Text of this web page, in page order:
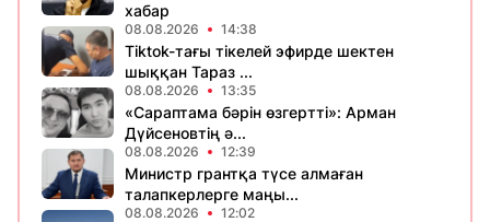
хабар
08.08.2026 14:38
Tiktok-тағы тікелей эфирде шектен
шыққан Тараз ...
08.08.2026 13:35
«Сараптама бәрін өзгертті»: Арман
Дүйсеновтің ә...
08.08.2026 12:39
Министр грантқа түсе алмаған
талапкерлерге маңы...
08.08.2026 12:02